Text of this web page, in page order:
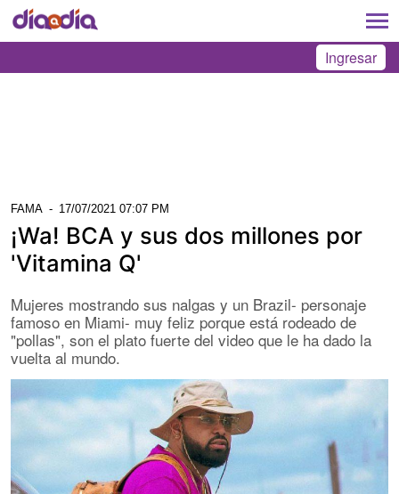
Ingresar
FAMA - 17/07/2021 07:07 PM
¡Wa! BCA y sus dos millones por
'Vitamina Q'
Mujeres mostrando sus nalgas y un Brazil- personaje
famoso en Miami- muy feliz porque está rodeado de
"pollas", son el plato fuerte del video que le ha dado la
vuelta al mundo.